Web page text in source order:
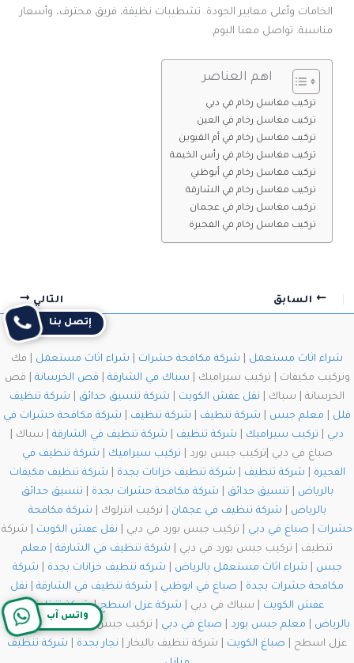
الخامات وأعلى معايير الجودة. تشطيبات نظيفة، فريق محترف، وأسعار
مناسبة. تواصل معنا اليوم.
اهم العناصر
تركيب مغاسل رخام في دبي
تركيب مغاسل رخام في العين
تركيب مغاسل رخام في أم القيوين
تركيب مغاسل رخام في رأس الخيمة
تركيب مغاسل رخام في أبوظبي
تركيب مغاسل رخام في الشارقة
تركيب مغاسل رخام في عجمان
تركيب مغاسل رخام في الفجيرة
السابق التالي
شراء اثاث مستعمل شركة مكافحة حشرات شراء اثاث مستعمل | فك
وتركيب مكيفات | تركيب سيراميك | سباك في الشارقة قص الخرسانة | قص
الخرسانة | سباك | نقل عفش الكويت شركة تنسيق حدائق
شركة تنظيف
فلل
معلم جبس شركة تنظيف شركة تنظيف
شركة مكافحة حشرات في
دبي
تركيب سيراميك شركة تنظيف شركة تنظيف في الشارقة | سباك |
صباغ في دبي |تركيب جبس بورد | تركيب سيراميك
شركة تنظيف في
الفجيرة
شركة تنظيف شركة تنظيف خزانات بجدة
شركة تنظيف مكيفات
بالرياض
تنسيق حدائق شركة مكافحة حشرات بجدة
تنسيق حدائق
بالرياض
شركة تنظيف في عجمان | تركيب انترلوك | شركة مكافحة
حشرات
صباغ في دبي | تركيب جبس بورد في دبي | نقل عفش الكويت | شركة
تنظيف | تركيب جبس بورد في دبي | شركة تنظيف في الشارقة
معلم
جبس
شراء اثاث مستعمل بالرياض شركه تنظيف خزانات بجدة
شركة
مكافحة حشرات بجدة
صباغ في ابوظبي شركة تنظيف في الشارقة
نقل
عفش الكويت | سباك في دبي | شركة عزل اسطح|شركة تنظيف
بالرياض
معلم جبس بورد صباغ في دبي
| تركيب جبس بورد في دبي | شركة
عزل اسطح | صباغ الكويت | شركة تنظيف بالبخار | نجار بجدة
شركة تنظيف
واتس آب
إتصل بنا